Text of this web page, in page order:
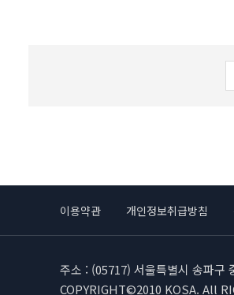
이용약관 개인정보취급방침
주소 : (05717) 서울특별시 송파구
COPYRIGHT©2010 KOSA. All